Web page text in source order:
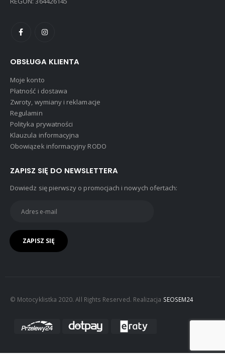
OBSŁUGA KLIENTA
Moje konto
Płatność i dostawa
Zwroty, wymiany i reklamacje
Regulamin
Polityka prywatności
Klauzula informacyjna
Obowiązek informacyjny RODO
ZAPISZ SIĘ DO NEWSLETTERA
Dowiedz się pierwszy o promocjach i nowych ofertach:
© Motocyklistka 2020. All Rights Reserved. Realizacja SEOSEM24